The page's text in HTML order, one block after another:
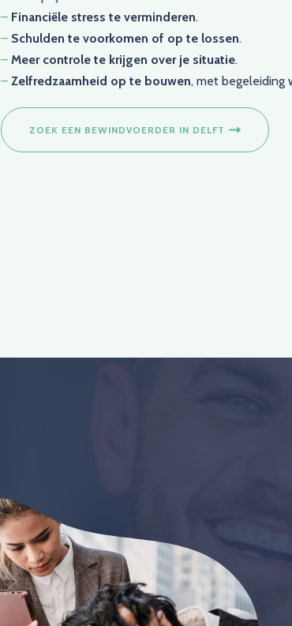
– Financiële stress te verminderen.
– Schulden te voorkomen of op te lossen.
– Meer controle te krijgen over je situatie.
– Zelfredzaamheid op te bouwen, met begeleiding
ZOEK EEN BEWINDVOERDER IN DELFT